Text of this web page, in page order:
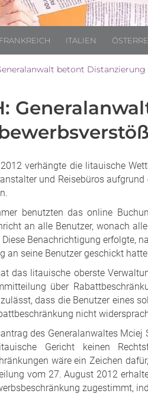
FRANKREICH ITALIEN
betont
verhängte die litauische
und Reisebüros
benutzten das online
an alle Benutzer, wonach
Diese Benachrichtigung erfolgte,
an seine Benutzer geschickt
das litauische oberste
über
dass die Benutzer eines
nicht
des Generalanwaltes
Gericht keinen
wäre ein Zeichen
vom 27. August 2012
zugestimmt,